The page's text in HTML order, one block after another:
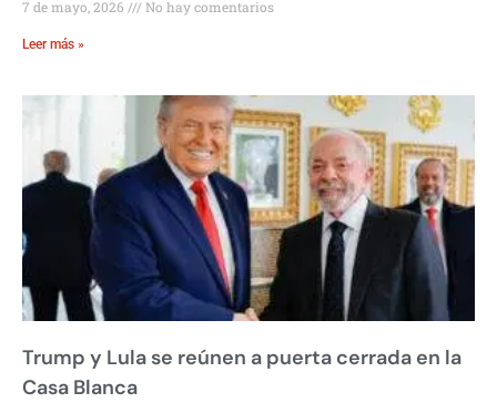
7 de mayo, 2026 No hay comentarios
Leer más »
Trump y Lula se reúnen a puerta cerrada en la
Casa Blanca